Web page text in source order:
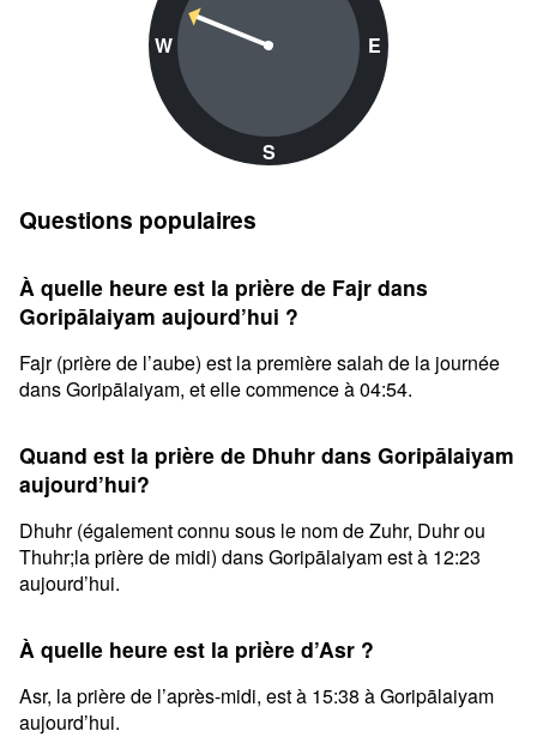
W
S
E
Questions populaires
À quelle heure est la prière de Fajr dans
Goripālaiyam aujourd’hui ?
Fajr (prière de l’aube) est la première salah de la journée
dans Goripālaiyam, et elle commence à 04:54.
Quand est la prière de Dhuhr dans Goripālaiyam
aujourd’hui?
Dhuhr (également connu sous le nom de Zuhr, Duhr ou
Thuhr;la prière de midi) dans Goripālaiyam est à 12:23
aujourd’hui.
À quelle heure est la prière d’Asr ?
Asr, la prière de l’après-midi, est à 15:38 à Goripālaiyam
aujourd’hui.